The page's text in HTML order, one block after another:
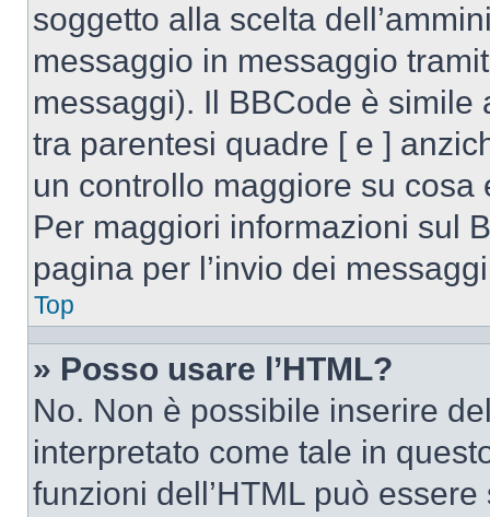
soggetto alla scelta
messaggio in messaggio
messaggi). Il BBCode è simile
tra parentesi quadre [ e ]
un controllo maggiore su
Per maggiori informazioni sul
pagina per l’invio dei
Top
» Posso usare l’HTML?
No. Non è possibile inserire
interpretato come tale in
funzioni dell’HTML può